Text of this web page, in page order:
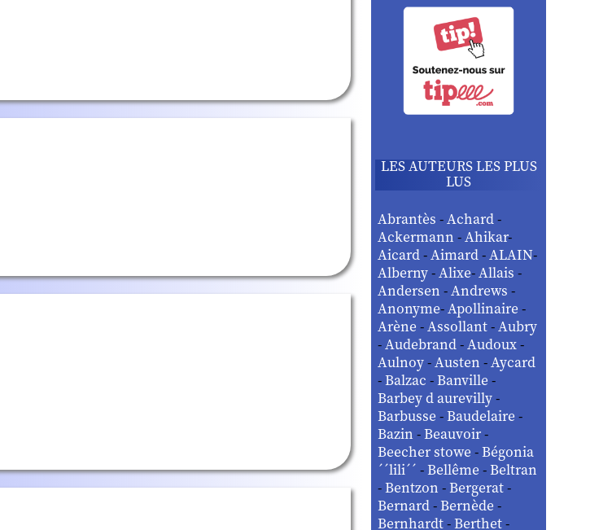
LES AUTEURS LES PLUS
LUS
Abrantès-Achard-
Ackermann-Ahikar-
Aicard-Aimard-ALAIN-
Alberny-Alixe-Allais-
Andersen-Andrews-
Anonyme-Apollinaire-
Arène-Assollant-Aubry
-Audebrand-Audoux-
Aulnoy-Austen-Aycard
-Balzac-Banville-
Barbey d aurevilly-
Barbusse-Baudelaire-
Bazin-Beauvoir-
Beecher stowe-Bégonia
´´lili´´-Bellême-Beltran
-Bentzon-Bergerat-
Bernard-Bernède-
Bernhardt-Berthet-